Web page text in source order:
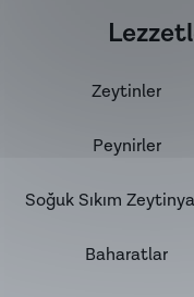
Zeytinler
Peynirler
Soğuk Sıkım
Baharatlar